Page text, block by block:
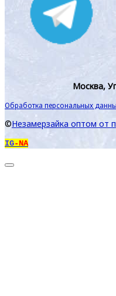
Москва,
Обработка персональных
©Незамерзайка оптом от
IG-NA